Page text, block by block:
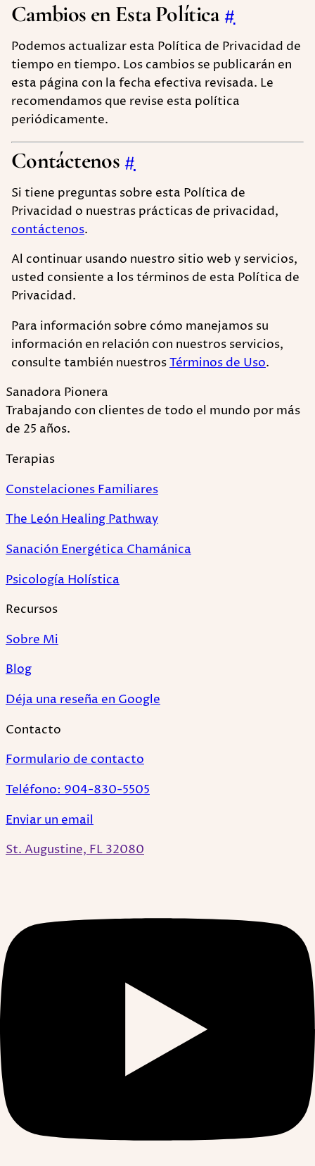
Cambios en Esta Política#
Podemos actualizar esta Política de Privacidad de
tiempo en tiempo. Los cambios se publicarán en
esta página con la fecha efectiva revisada. Le
recomendamos que revise esta política
periódicamente.
Contáctenos#
Si tiene preguntas sobre esta Política de
Privacidad o nuestras prácticas de privacidad,
contáctenos.
Al continuar usando nuestro sitio web y servicios,
usted consiente a los términos de esta Política de
Privacidad.
Para información sobre cómo manejamos su
información en relación con nuestros servicios,
consulte también nuestrosTérminos de Uso.
Sanadora Pionera
Trabajando con clientes de todo el mundo por más
de 25 años.
Terapias
Constelaciones Familiares
The León Healing Pathway
Sanación Energética Chamánica
Psicología Holística
Recursos
Sobre Mi
Blog
Déja una reseña en Google
Contacto
Formulario de contacto
Teléfono: 904-830-5505
Enviar un email
St. Augustine, FL 32080